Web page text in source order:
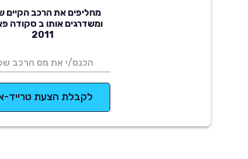
מחליפים את הרכב הקיים
ומשדרגים אותו ב סקודה
2011
לקבלת הצעת טרייד-